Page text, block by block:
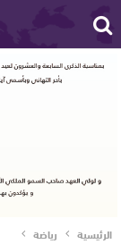
الرئيسية رياضة